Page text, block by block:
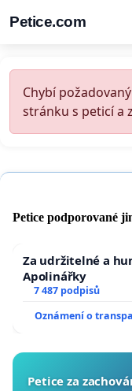
Petice.com
Chybí
stránku s peticí a
Petice podporované
Za udržitelné a
Apolinářky
7 487 podpisů
Oznámení o
Petice za